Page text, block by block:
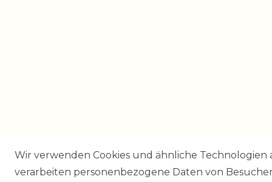
Wir verwenden Cookies und ähnliche
verarbeiten personenbezogene Daten von